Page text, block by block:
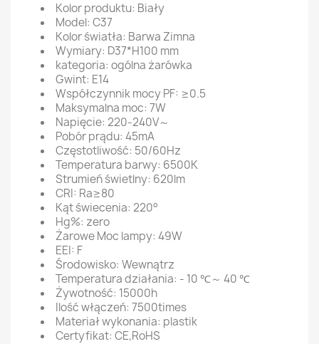
Kolor produktu: Biały
Model: C37
Kolor światła: Barwa Zimna
Wymiary: D37*H100 mm
kategoria: ogólna żarówka
Gwint: E14
Współczynnik mocy PF: ≥0.5
Maksymalna moc: 7W
Napięcie: 220-240V～
Pobór prądu: 45mA
Częstotliwość: 50/60Hz
Temperatura barwy: 6500K
Strumień świetlny: 620lm
CRI: Ra≥80
Kąt świecenia: 220°
Hg%: zero
Żarowe Moc lampy: 49W
EEI: F
Środowisko: Wewnątrz
Temperatura działania: - 10 ℃～ 40 ℃
Żywotność: 15000h
Ilość włączeń: 7500times
Materiał wykonania: plastik
Certyfikat: CE,RoHS